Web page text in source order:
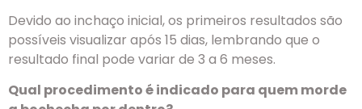
Devido ao inchaço inicial, os primeiros resultados são
possíveis visualizar após 15 dias, lembrando que o
resultado final pode variar de 3 a 6 meses.
Qual procedimento é indicado para quem morde